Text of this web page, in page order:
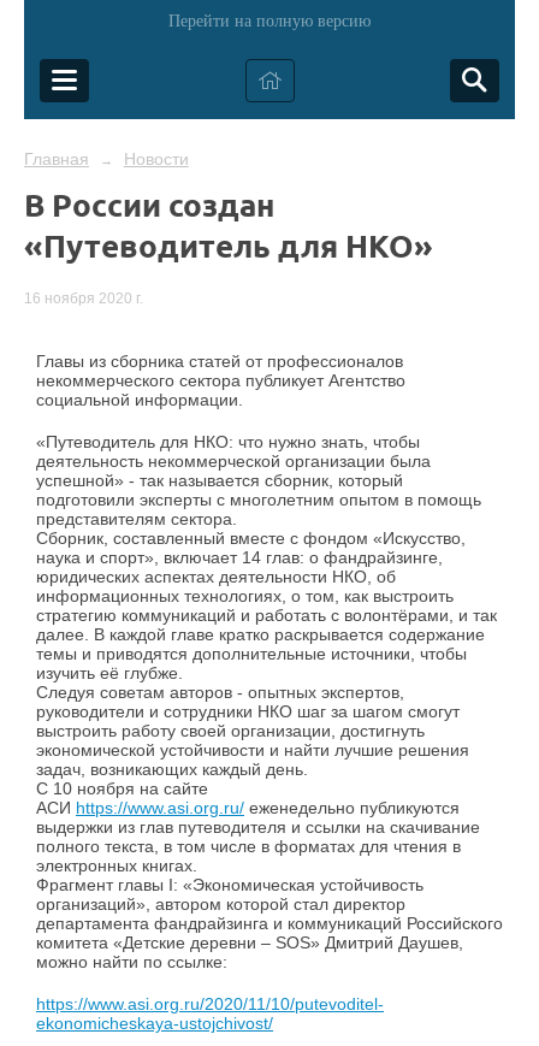
Перейти на полную версию
Главная → Новости
В России создан
«Путеводитель для НКО»
16 ноября 2020 г.
Главы из сборника статей от профессионалов
некоммерческого сектора публикует Агентство
социальной информации.
«Путеводитель для НКО: что нужно знать, чтобы
деятельность некоммерческой организации была
успешной» - так называется сборник, который
подготовили эксперты с многолетним опытом в помощь
представителям сектора.
Сборник, составленный вместе с фондом «Искусство,
наука и спорт», включает 14 глав: о фандрайзинге,
юридических аспектах деятельности НКО, об
информационных технологиях, о том, как выстроить
стратегию коммуникаций и работать с волонтёрами, и так
далее. В каждой главе кратко раскрывается содержание
темы и приводятся дополнительные источники, чтобы
изучить её глубже.
Следуя советам авторов - опытных экспертов,
руководители и сотрудники НКО шаг за шагом смогут
выстроить работу своей организации, достигнуть
экономической устойчивости и найти лучшие решения
задач, возникающих каждый день.
С 10 ноября на сайте
АСИ https://www.asi.org.ru/ еженедельно публикуются
выдержки из глав путеводителя и ссылки на скачивание
полного текста, в том числе в форматах для чтения в
электронных книгах.
Фрагмент главы I: «Экономическая устойчивость
организаций», автором которой стал директор
департамента фандрайзинга и коммуникаций Российского
комитета «Детские деревни – SOS» Дмитрий Даушев,
можно найти по ссылке:
https://www.asi.org.ru/2020/11/10/putevoditel-
ekonomicheskaya-ustojchivost/